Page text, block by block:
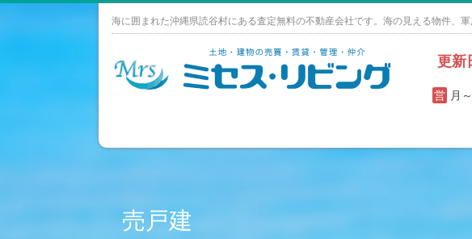
海に囲まれた沖縄県読谷村にある査定無料の不動産会社です。海の見える物件、
更新
営 月
売戸建